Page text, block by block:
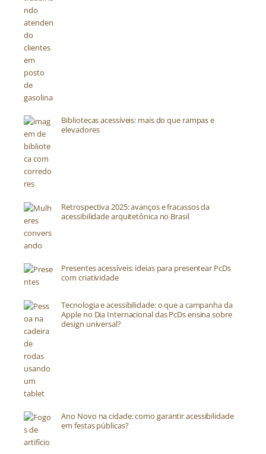
Bibliotecas acessíveis: mais do que rampas e
elevadores
Retrospectiva 2025: avanços e fracassos da
acessibilidade arquitetônica no Brasil
Presentes acessíveis: ideias para presentear PcDs
com criatividade
Tecnologia e acessibilidade: o que a campanha da
Apple no Dia Internacional das PcDs ensina sobre
design universal?
Ano Novo na cidade: como garantir acessibilidade
em festas públicas?